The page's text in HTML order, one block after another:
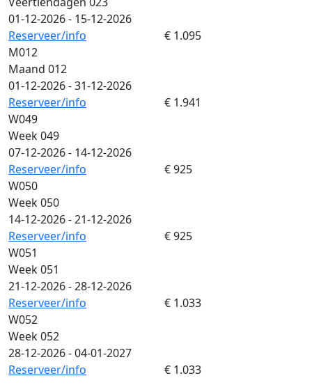
01-12-2026 - 15-12-2026
Reserveer/info
€ 1.095
M012
Maand 012
01-12-2026 - 31-12-2026
Reserveer/info
€ 1.941
W049
Week 049
07-12-2026 - 14-12-2026
Reserveer/info
€ 925
W050
Week 050
14-12-2026 - 21-12-2026
Reserveer/info
€ 925
W051
Week 051
21-12-2026 - 28-12-2026
Reserveer/info
€ 1.033
W052
Week 052
28-12-2026 - 04-01-2027
Reserveer/info
€ 1.033